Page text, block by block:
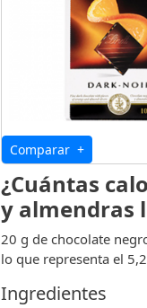
Comparar +
¿Cuántas
y almendras
20 g de chocolate
lo que representa el
Ingredientes